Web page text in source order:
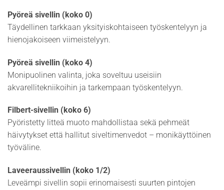
Pyöreä sivellin (koko 0)
Täydellinen tarkkaan yksityiskohtaiseen työskentelyyn ja
hienojakoiseen viimeistelyyn.
Pyöreä sivellin (koko 4)
Monipuolinen valinta, joka soveltuu useisiin
akvarellitekniikoihin ja tarkempaan työskentelyyn.
Filbert-sivellin (koko 6)
Pyöristetty litteä muoto mahdollistaa sekä pehmeät
häivytykset että hallitut siveltimenvedot – monikäyttöinen
työväline.
Laveeraussivellin (koko 1/2)
Leveämpi sivellin sopii erinomaisesti suurten pintojen